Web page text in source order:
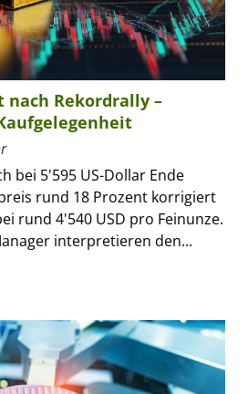
nach Rekordrally –
bei 5'595 US-Dollar Ende
rund 18 Prozent korrigiert
rund 4'540 USD pro Feinunze.
interpretieren den...